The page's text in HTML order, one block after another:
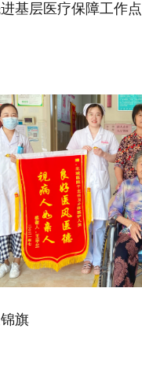
基层医疗保障工作点
旗